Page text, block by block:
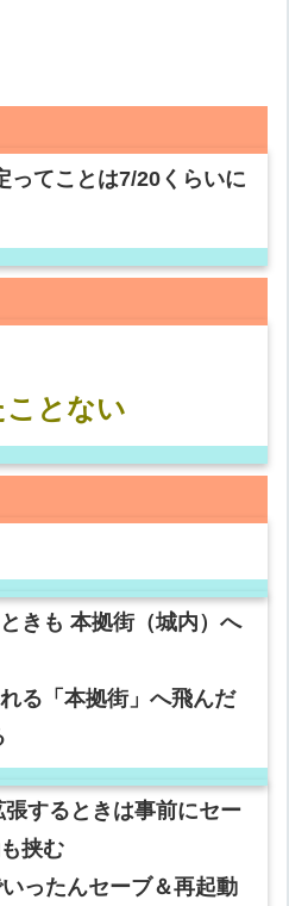
ってことは7/20くらいに
ことない
きも 本拠街（城内）へ
る「本拠街」へ飛んだ
するときは事前にセー
挟む
ったんセーブ＆再起動